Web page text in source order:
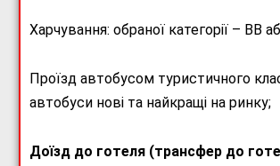
Харчування: обраної категорії – ВВ
Проїзд автобусом туристичного
автобуси нові та найкращі на ринку;
Доїзд до готеля (трансфер до